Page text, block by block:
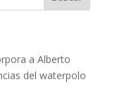
a Alberto
del waterpolo